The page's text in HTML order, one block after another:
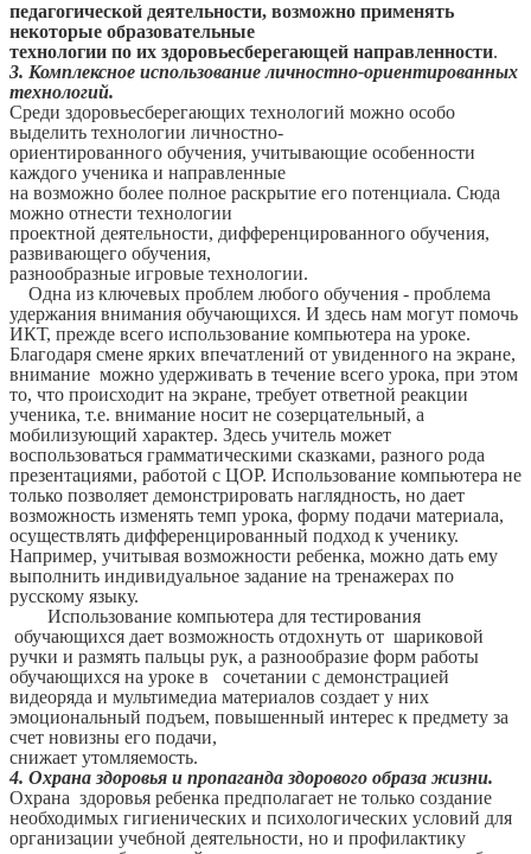
педагогической деятельности, возможно применять
некоторые образовательные
технологии по их здоровьесберегающей направленности.
3. Комплексное использование личностно-ориентированных
технологий.
Среди здоровьесберегающих технологий можно особо
выделить технологии личностно-
ориентированного обучения, учитывающие особенности
каждого ученика и направленные
на возможно более полное раскрытие его потенциала. Сюда
можно отнести технологии
проектной деятельности, дифференцированного обучения,
развивающего обучения,
разнообразные игровые технологии.
Одна из ключевых проблем любого обучения - проблема
удержания внимания обучающихся. И здесь нам могут помочь
ИКТ, прежде всего использование компьютера на уроке.
Благодаря смене ярких впечатлений от увиденного на экране,
внимание можно удерживать в течение всего урока, при этом
то, что происходит на экране, требует ответной реакции
ученика, т.е. внимание носит не созерцательный, а
мобилизующий характер. Здесь учитель может
воспользоваться грамматическими сказками, разного рода
презентациями, работой с ЦОР. Использование компьютера не
только позволяет демонстрировать наглядность, но дает
возможность изменять темп урока, форму подачи материала,
осуществлять дифференцированный подход к ученику.
Например, учитывая возможности ребенка, можно дать ему
выполнить индивидуальное задание на тренажерах по
русскому языку.
Использование компьютера для тестирования
обучающихся дает возможность отдохнуть от шариковой
ручки и размять пальцы рук, а разнообразие форм работы
обучающихся на уроке в сочетании с демонстрацией
видеоряда и мультимедиа материалов создает у них
эмоциональный подъем, повышенный интерес к предмету за
счет новизны его подачи,
снижает утомляемость.
4. Охрана здоровья и пропаганда здорового образа жизни.
Охрана здоровья ребенка предполагает не только создание
необходимых гигиенических и психологических условий для
организации учебной деятельности, но и профилактику